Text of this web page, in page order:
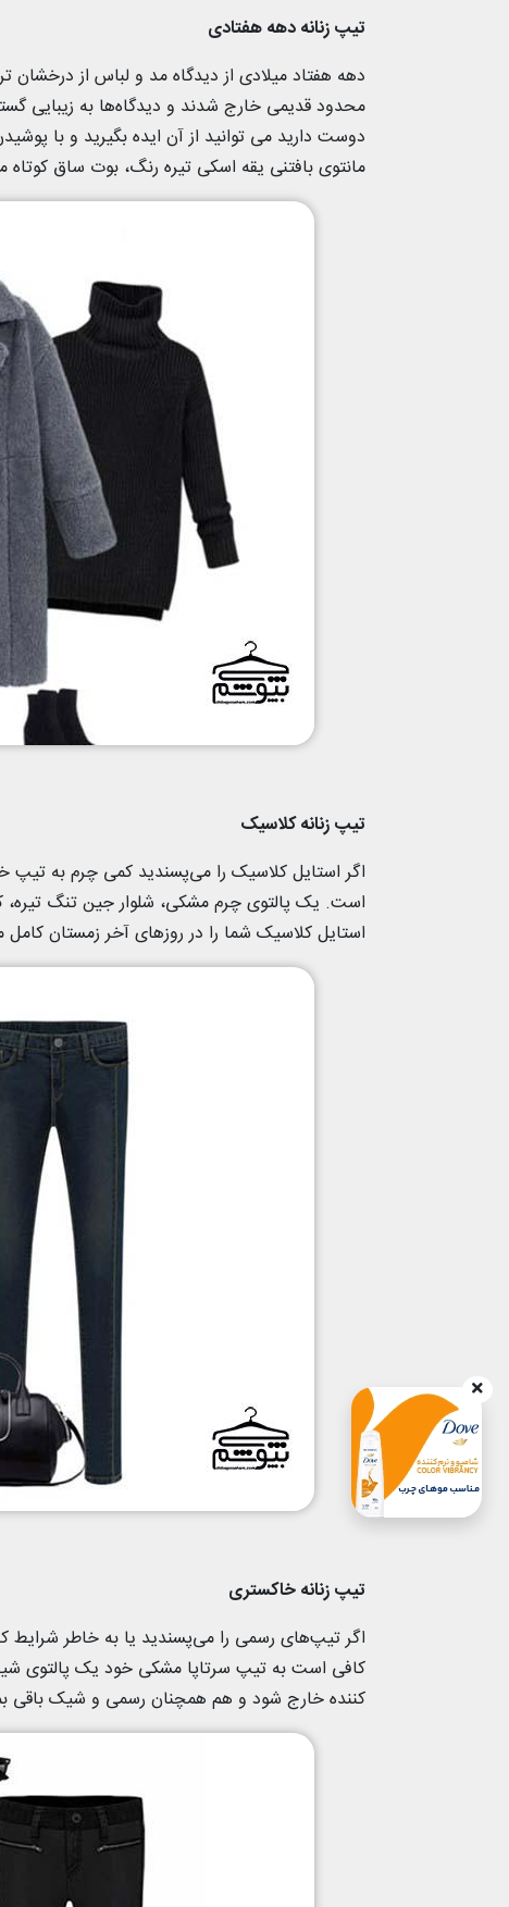
تیپ زنانه دهه هفتادی
دهه هفتاد میلادی از دیدگاه مد و لباس از درخشان
محدود قدیمی خارج شدند و دیدگاه‌ها به زیبایی
دوست دارید می توانید از آن ایده بگیرید و با
مانتوی بافتنی یقه اسکی تیره رنگ، بوت ساق
تیپ زنانه کلاسیک
اگر استایل کلاسیک را می‌پسندید کمی چرم به تیپ
است. یک پالتوی چرم مشکی، شلوار جین تنگ
استایل کلاسیک شما را در روزهای آخر زمستان کامل
تیپ زنانه خاکستری
اگر تیپ‌های رسمی را می‌پسندید یا به خاطر
کافی است به تیپ سرتاپا مشکی خود یک پالتوی
کننده خارج شود و هم همچنان رسمی و شیک باقی